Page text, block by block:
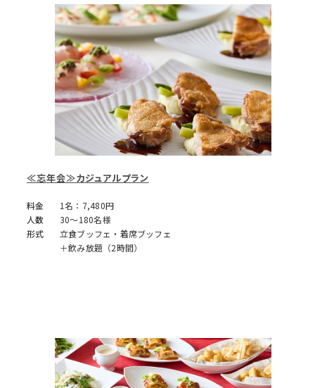
≪忘年会≫カジュアルプラン
料金
1名：7,480円
人数
30～180名様
形式
立食ブッフェ・着席ブッフェ
＋飲み放題（2時間）